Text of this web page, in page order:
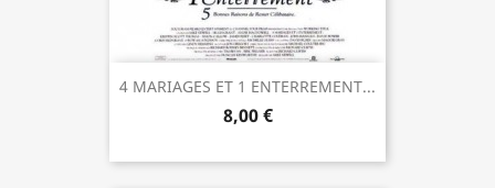
4 MARIAGES ET 1 ENTERREMENT...
8,00 €